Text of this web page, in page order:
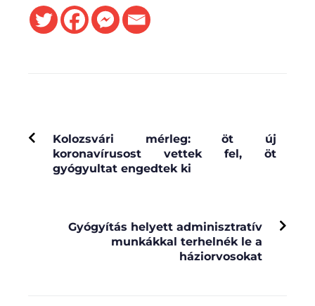
Kolozsvári mérleg: öt új
koronavírusost vettek fel, öt
gyógyultat engedtek ki
Gyógyítás helyett adminisztratív
munkákkal terhelnék le a
háziorvosokat